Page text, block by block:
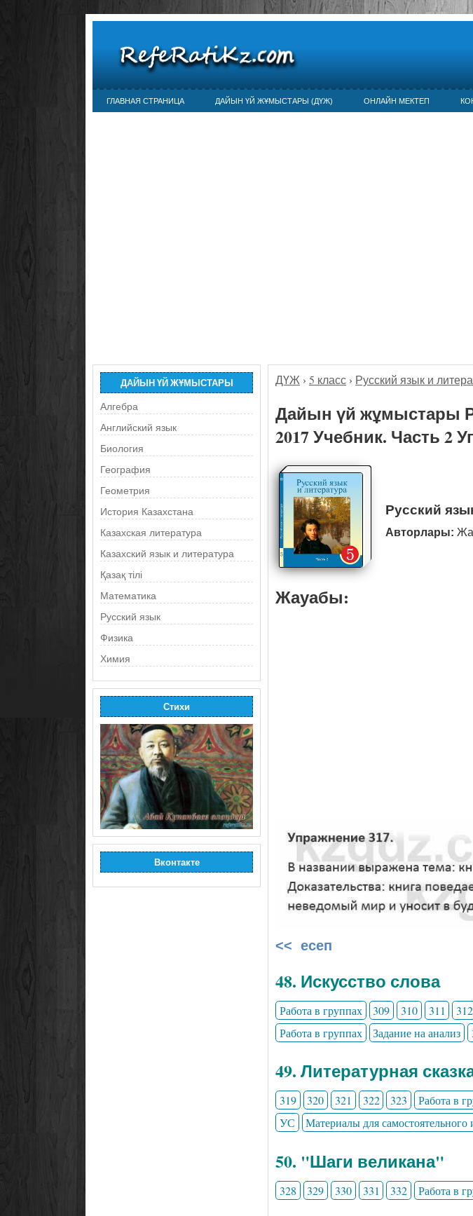
ГЛАВНАЯ СТРАНИЦА ДАЙЫН ҮЙ ЖҰМЫСТАРЫ (ДҮЖ) ОНЛАЙН МЕКТЕП
ДАЙЫН ҮЙ ЖҰМЫСТАРЫ
Алгебра
Английский язык
Биология
География
Геометрия
История Казахстана
Казахская литература
Казахский язык и литература
Қазақ тілі
Математика
Русский язык
Физика
Химия
Стихи
Вконтакте
ДҮЖ › 5 класс › Русский язык и
Дайын үй жұмыстары
2017 Учебник. Часть 2
Русский
Авторлары:
Жауабы:
<< есеп
48. Искусство слова
Работа в группах 309 310 311 312
Работа в группах
Задание на анализ
49. Литературная
319 320 321 322 323 Работа в
УС
Материалы для самостоятельного
50. "Шаги великана"
328 329 330 331 332 Работа в